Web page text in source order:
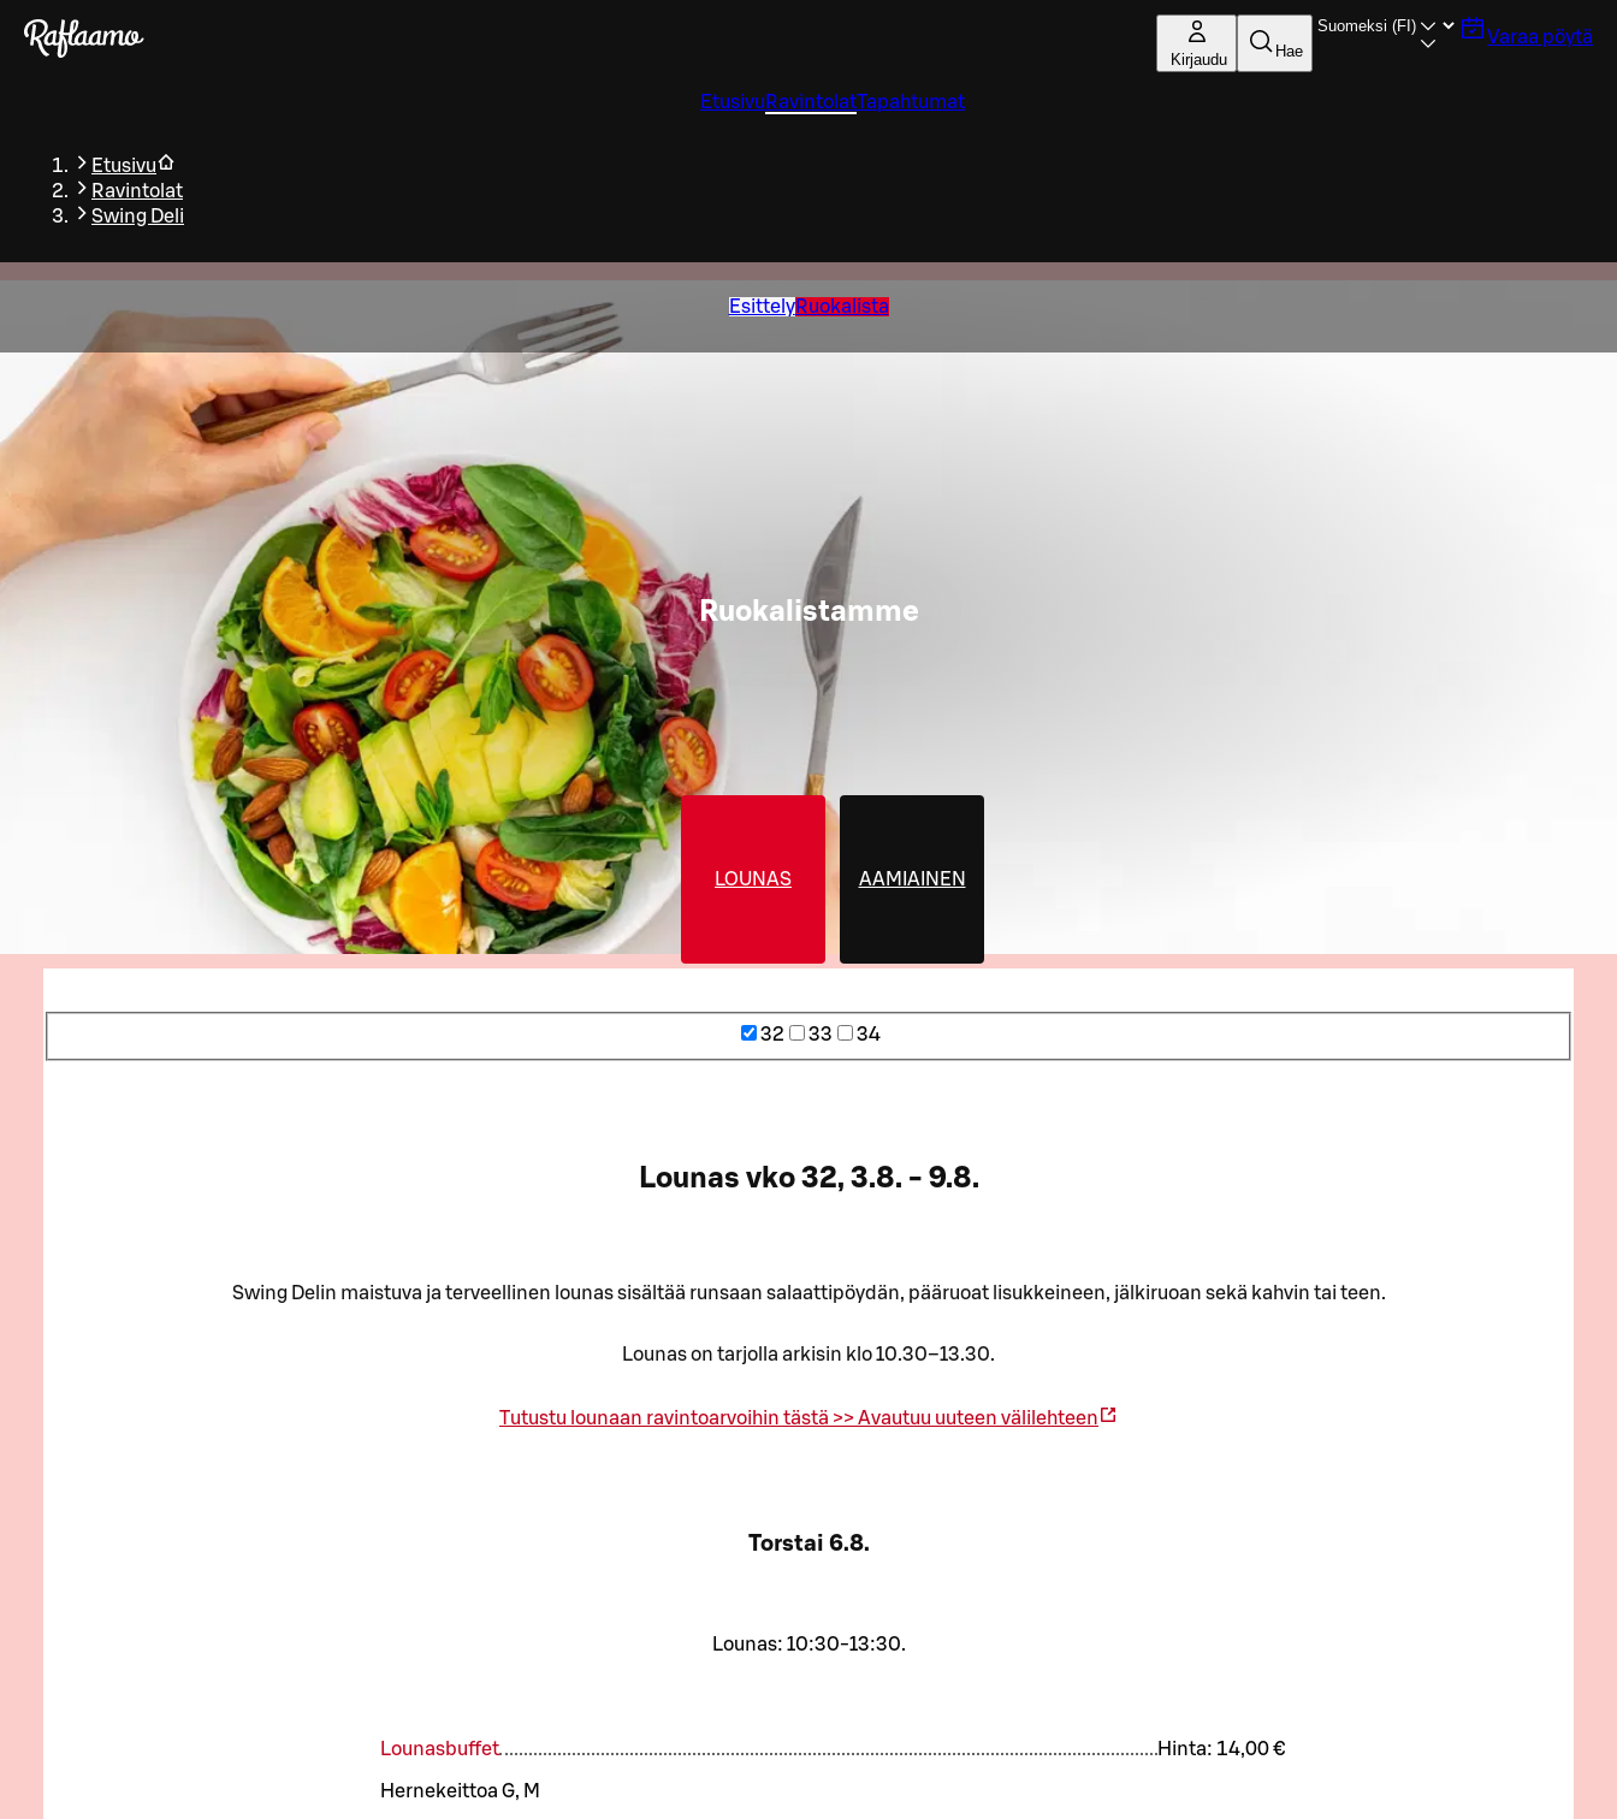
Siirry pääsisältöön
Kirjaudu Hae
Varaa pöytä
Etusivu RavintolatTapahtumat
Etusivu
Ravintolat
Swing Deli
EsittelyRuokalista
Ruokalistamme
LOUNAS AAMIAINEN
32 33 34
Lounas vko 32, 3.8. - 9.8.
Swing Delin maistuva ja terveellinen lounas sisältää runsaan salaattipöydän, pääruoat lisukkeineen, jälkiruoan sekä kahvin tai teen.
Lounas on tarjolla arkisin klo 10.30–13.30.
Tutustu lounaan ravintoarvoihin tästä >>Avautuu uuteen välilehteen
Torstai 6.8.
Lounas: 10:30-13:30.
Lounasbuffet Hinta: 14,00 €
Hernekeittoa G, M